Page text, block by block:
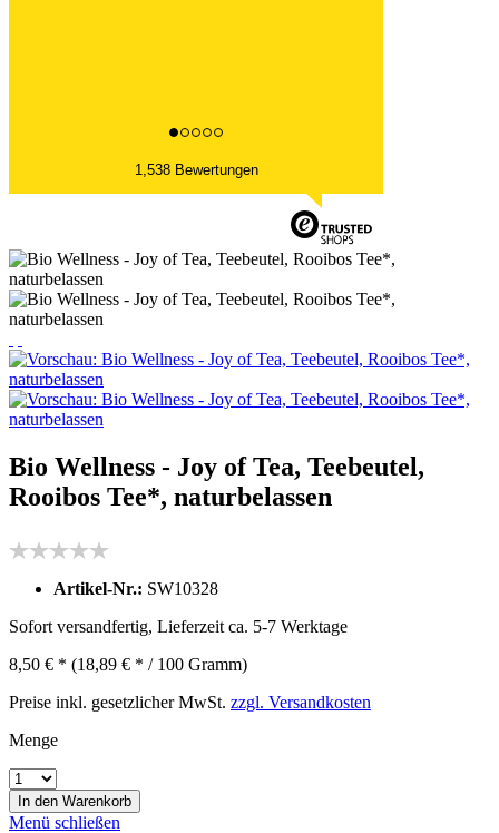
1,538 Bewertungen
Bio Wellness - Joy of Tea, Teebeutel,
Rooibos Tee*, naturbelassen
Artikel-Nr.: SW10328
Sofort versandfertig, Lieferzeit ca. 5-7 Werktage
8,50 € * (18,89 € * / 100 Gramm)
Preise inkl. gesetzlicher MwSt. zzgl. Versandkosten
Menge
In den Warenkorb
Menü schließen